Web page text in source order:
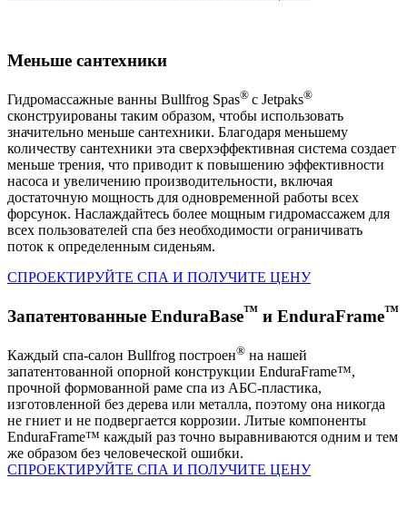
Меньше сантехники
Гидромассажные ванны Bullfrog Spas® с Jetpaks®
сконструированы таким образом, чтобы использовать
значительно меньше сантехники. Благодаря меньшему
количеству сантехники эта сверхэффективная система создает
меньше трения, что приводит к повышению эффективности
насоса и увеличению производительности, включая
достаточную мощность для одновременной работы всех
форсунок. Наслаждайтесь более мощным гидромассажем для
всех пользователей спа без необходимости ограничивать
поток к определенным сиденьям.
СПРОЕКТИРУЙТЕ СПА И ПОЛУЧИТЕ ЦЕНУ
Запатентованные EnduraBase™ и EnduraFrame™
Каждый спа-салон Bullfrog построен® на нашей
запатентованной опорной конструкции EnduraFrame™,
прочной формованной раме спа из АБС-пластика,
изготовленной без дерева или металла, поэтому она никогда
не гниет и не подвергается коррозии. Литые компоненты
EnduraFrame™ каждый раз точно выравниваются одним и тем
же образом без человеческой ошибки.
СПРОЕКТИРУЙТЕ СПА И ПОЛУЧИТЕ ЦЕНУ